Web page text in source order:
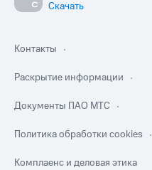
Скачать
Контакты
Раскрытие информации
Документы ПАО МТС
Политика обработки cookies
Комплаенс и деловая этика